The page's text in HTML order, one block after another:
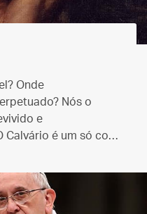
Onde
Nós o
e
Calvário é um só com